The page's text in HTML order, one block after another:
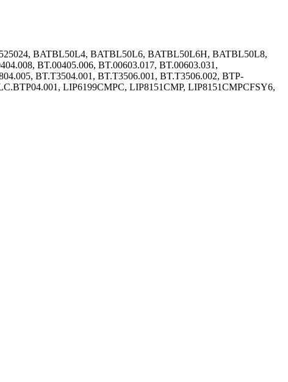
BATBL50L4, BATBL50L6, BATBL50L6H, BATBL50L8,
BT.00405.006, BT.00603.017, BT.00603.031,
BT.T3504.001, BT.T3506.001, BT.T3506.002, BTP-
LIP6199CMPC, LIP8151CMP, LIP8151CMPCFSY6,